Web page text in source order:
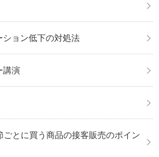
ョン低下の対処法
講演
とに買う商品の接客販売のポイン